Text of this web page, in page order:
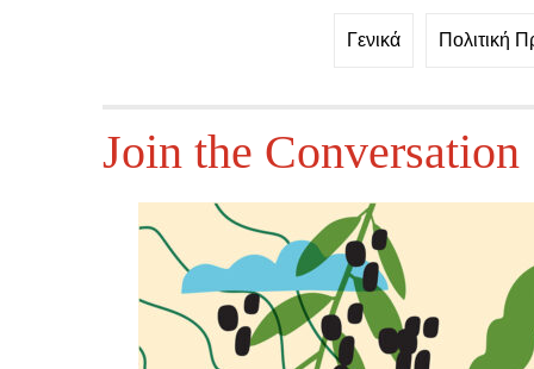
Γενικά Πολιτική
Join the Conversation